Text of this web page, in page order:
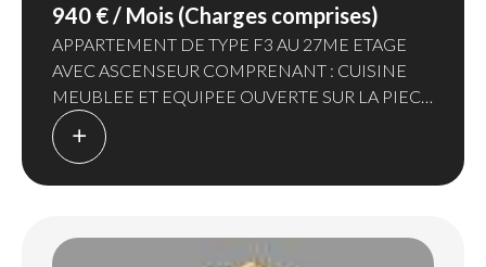
940 € / Mois (Charges comprises)
APPARTEMENT DE TYPE F3 AU 27ME ETAGE
AVEC ASCENSEUR COMPRENANT : CUISINE
MEUBLEE ET EQUIPEE OUVERTE SUR LA PIECE
DE VIE DONNANT SUR UN BALCON - 2
CHAMBRES - UNE SALLE DE DOUCHE - UN WC
COMPREND : ENTRETIEN DES COMMUNS ET